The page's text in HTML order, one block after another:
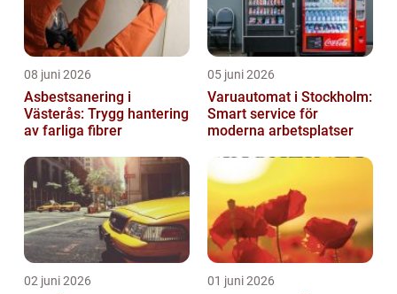
08 juni 2026
Asbestsanering i
Västerås: Trygg hantering
av farliga fibrer
05 juni 2026
Varuautomat i Stockholm:
Smart service för
moderna arbetsplatser
02 juni 2026 01 juni 2026